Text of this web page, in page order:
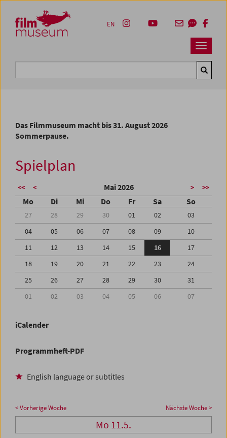
Zum Inhalt
Zum Hauptmenü
Zur Servicenavigation
Zum Suche
Navbar
EN
Das Filmmuseum macht bis 31. August 2026
Sommerpause.
Spielplan
<< < Mai 2026 > >>
Mo Di Mi Do Fr Sa So
27 28 29 30 01 02
03
04
05 06 07 08 09
10
11
12 13 14 15 16
17
18
19 20 21 22 23
24
25
26 27 28 29 30
31
01
02 03 04 05 06 07
iCalender
Programmheft-PDF
English language or subtitles
< Vorherige Woche Nächste Woche >
Mo 11.5.